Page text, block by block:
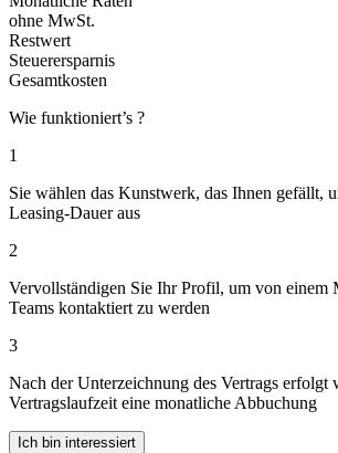
ohne MwSt.
Restwert
Steuerersparnis
Gesamtkosten
Wie funktioniert’s ?
1
Sie wählen das Kunstwerk, das Ihnen gefällt,
Leasing-Dauer aus
2
Vervollständigen Sie Ihr Profil, um von einem
Teams kontaktiert zu werden
3
Nach der Unterzeichnung des Vertrags erfolgt
Vertragslaufzeit eine monatliche Abbuchung
Ich bin interessiert